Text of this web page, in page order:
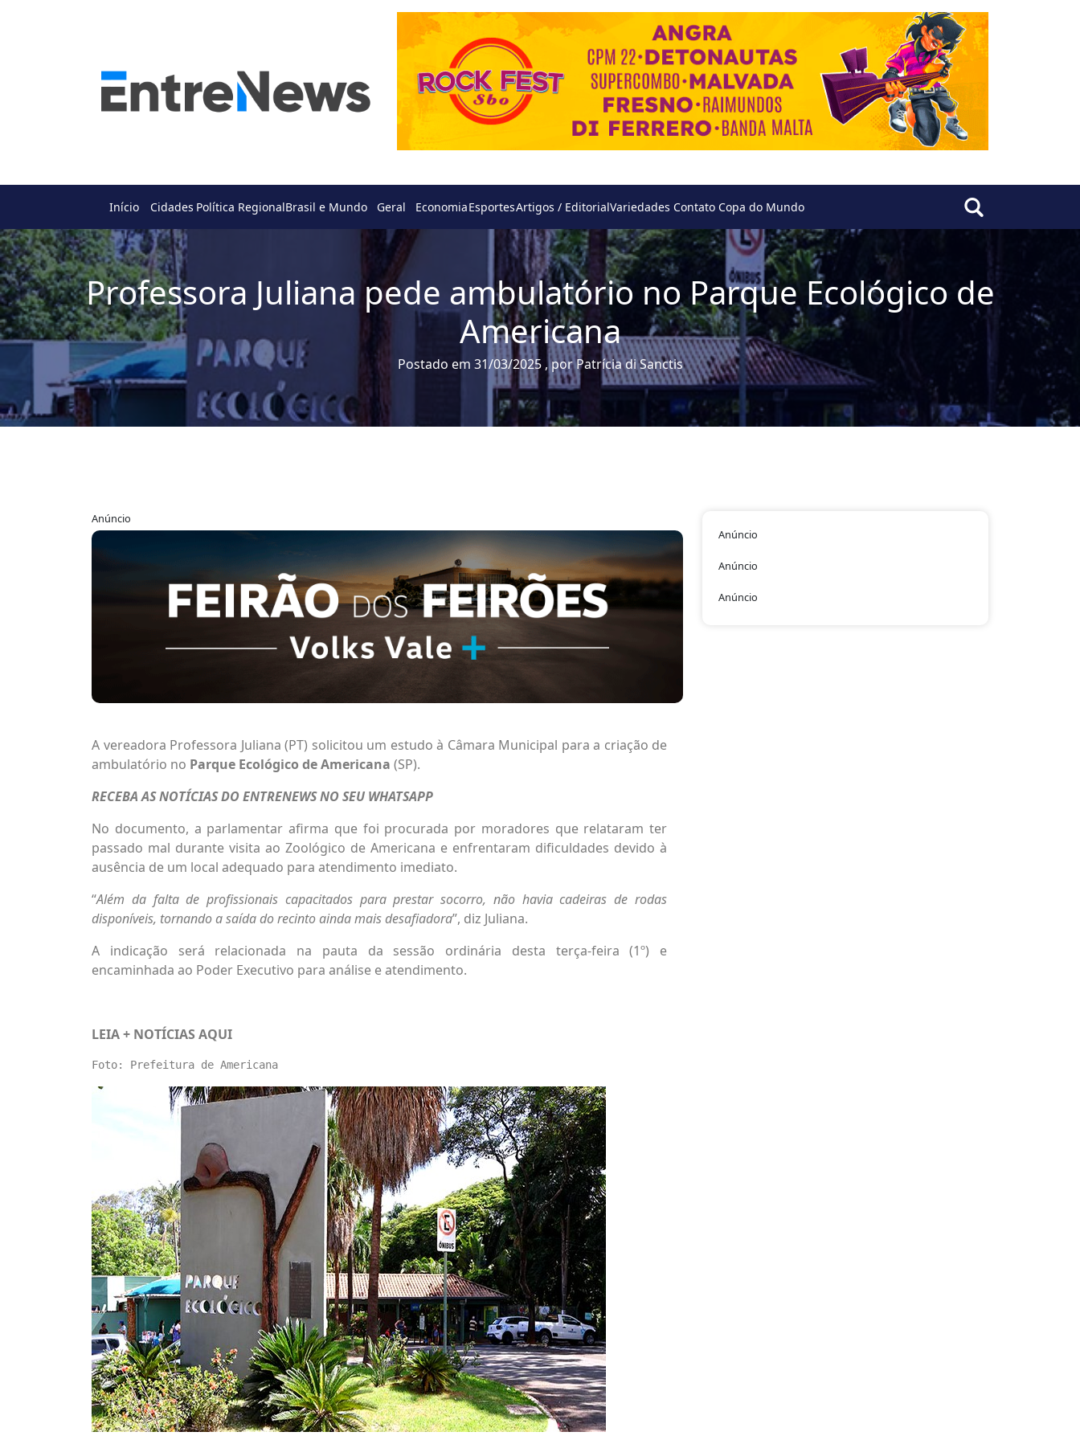
Início Cidades Política RegionalBrasil e Mundo Geral EconomiaEsportesArtigos / EditorialVariedades Contato Copa do Mundo
Professora Juliana pede ambulatório no Parque Ecológico de
Americana
Postado em 31/03/2025 , por Patrícia di Sanctis
Anúncio
A vereadora Professora Juliana (PT) solicitou um estudo à Câmara Municipal para a criação de
ambulatório no Parque Ecológico de Americana (SP).
RECEBA AS NOTÍCIAS DO ENTRENEWS NO SEU WHATSAPP
No documento, a parlamentar afirma que foi procurada por moradores que relataram ter
passado mal durante visita ao Zoológico de Americana e enfrentaram dificuldades devido à
ausência de um local adequado para atendimento imediato.
“Além da falta de profissionais capacitados para prestar socorro, não havia cadeiras de rodas
disponíveis, tornando a saída do recinto ainda mais desafiadora”, diz Juliana.
A indicação será relacionada na pauta da sessão ordinária desta terça-feira (1º) e
encaminhada ao Poder Executivo para análise e atendimento.
LEIA + NOTÍCIAS AQUI
Foto: Prefeitura de Americana
Anúncio
Anúncio
Anúncio